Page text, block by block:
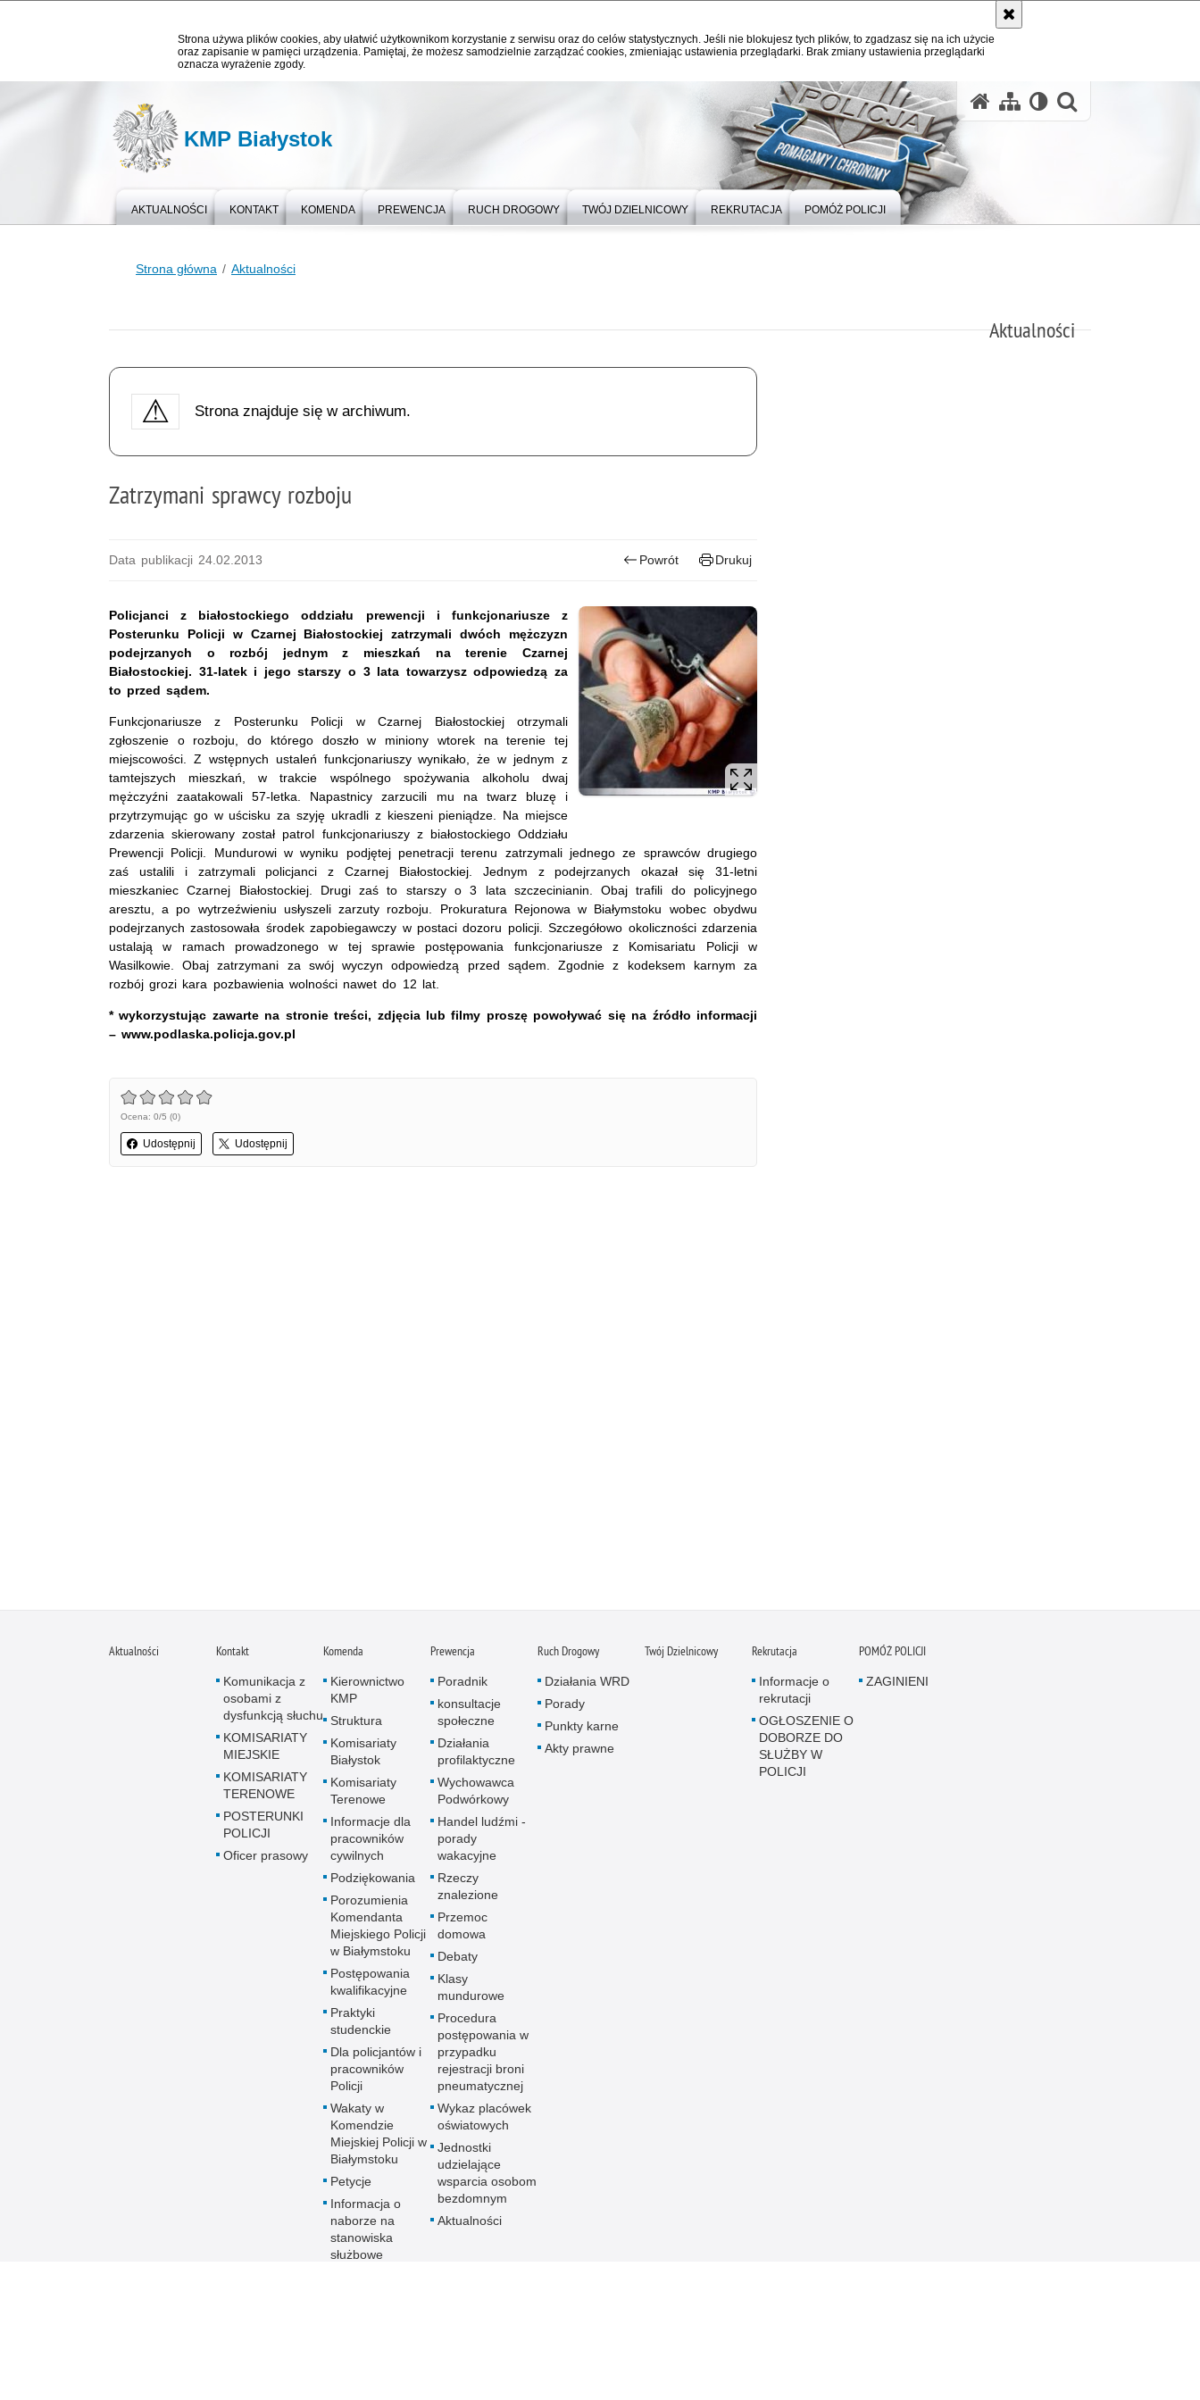
Strona używa plików cookies, aby ułatwić użytkownikom korzystanie z serwisu oraz do celów statystycznych. Jeśli nie blokujesz tych plików, to zgadzasz się na ich użycie
oraz zapisanie w pamięci urządzenia. Pamiętaj, że możesz samodzielnie zarządzać cookies, zmieniając ustawienia przeglądarki. Brak zmiany ustawienia przeglądarki
oznacza wyrażenie zgody.
KMP Białystok
AKTUALNOŚCI KONTAKT KOMENDA PREWENCJA RUCH DROGOWY TWÓJ DZIELNICOWY REKRUTACJA POMÓŻ POLICJI
Strona główna Aktualności
Aktualności
Strona znajduje się w archiwum.
Zatrzymani sprawcy rozboju
Data publikacji 24.02.2013 Powrót Drukuj
Policjanci z białostockiego oddziału prewencji i funkcjonariusze z
Posterunku Policji w Czarnej Białostockiej zatrzymali dwóch mężczyzn
podejrzanych o rozbój jednym z mieszkań na terenie Czarnej
Białostockiej. 31-latek i jego starszy o 3 lata towarzysz odpowiedzą za
to przed sądem.
Funkcjonariusze z Posterunku Policji w Czarnej Białostockiej otrzymali
zgłoszenie o rozboju, do którego doszło w miniony wtorek na terenie tej
miejscowości. Z wstępnych ustaleń funkcjonariuszy wynikało, że w jednym z
tamtejszych mieszkań, w trakcie wspólnego spożywania alkoholu dwaj
mężczyźni zaatakowali 57-letka. Napastnicy zarzucili mu na twarz bluzę i
przytrzymując go w uścisku za szyję ukradli z kieszeni pieniądze. Na miejsce
zdarzenia skierowany został patrol funkcjonariuszy z białostockiego Oddziału
Prewencji Policji. Mundurowi w wyniku podjętej penetracji terenu zatrzymali jednego ze sprawców drugiego
zaś ustalili i zatrzymali policjanci z Czarnej Białostockiej. Jednym z podejrzanych okazał się 31-letni
mieszkaniec Czarnej Białostockiej. Drugi zaś to starszy o 3 lata szczecinianin. Obaj trafili do policyjnego
aresztu, a po wytrzeźwieniu usłyszeli zarzuty rozboju. Prokuratura Rejonowa w Białymstoku wobec obydwu
podejrzanych zastosowała środek zapobiegawczy w postaci dozoru policji. Szczegółowo okoliczności zdarzenia
ustalają w ramach prowadzonego w tej sprawie postępowania funkcjonariusze z Komisariatu Policji w
Wasilkowie. Obaj zatrzymani za swój wyczyn odpowiedzą przed sądem. Zgodnie z kodeksem karnym za
rozbój grozi kara pozbawienia wolności nawet do 12 lat.
* wykorzystując zawarte na stronie treści, zdjęcia lub filmy proszę powoływać się na źródło informacji
– www.podlaska.policja.gov.pl
Ocena: 0/5 (0)
Udostępnij Udostępnij
Aktualności Kontakt
Komunikacja z
osobami z
dysfunkcją słuchu
KOMISARIATY
MIEJSKIE
KOMISARIATY
TERENOWE
POSTERUNKI
POLICJI
Oficer prasowy
Komenda
Kierownictwo
KMP
Struktura
Komisariaty
Białystok
Komisariaty
Terenowe
Informacje dla
pracowników
cywilnych
Podziękowania
Porozumienia
Komendanta
Miejskiego Policji
w Białymstoku
Postępowania
kwalifikacyjne
Praktyki
studenckie
Dla policjantów i
pracowników
Policji
Wakaty w
Komendzie
Miejskiej Policji w
Białymstoku
Petycje
Informacja o
naborze na
stanowiska
służbowe
Prewencja
Poradnik
konsultacje
społeczne
Działania
profilaktyczne
Wychowawca
Podwórkowy
Handel ludźmi -
porady
wakacyjne
Rzeczy
znalezione
Przemoc
domowa
Debaty
Klasy
mundurowe
Procedura
postępowania w
przypadku
rejestracji broni
pneumatycznej
Wykaz placówek
oświatowych
Jednostki
udzielające
wsparcia osobom
bezdomnym
Aktualności
Ruch Drogowy
Działania WRD
Porady
Punkty karne
Akty prawne
Twój Dzielnicowy Rekrutacja
Informacje o
rekrutacji
OGŁOSZENIE O
DOBORZE DO
SŁUŻBY W
POLICJI
POMÓŻ POLICJI
ZAGINIENI